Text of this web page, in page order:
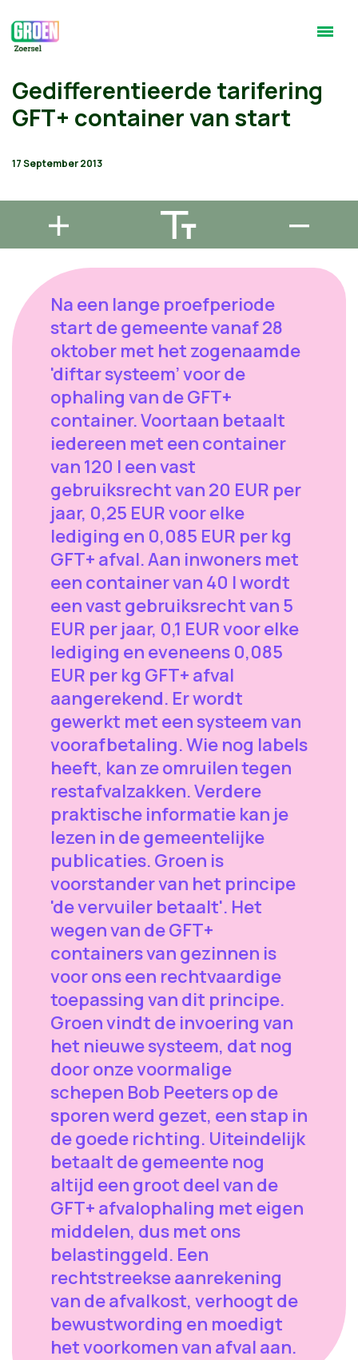
Gedifferentieerde tarifering
GFT+ container van start
17 September 2013
Na een lange proefperiode
start de gemeente vanaf 28
oktober met het zogenaamde
'diftar systeem' voor de
ophaling van de GFT+
container. Voortaan betaalt
iedereen met een container
van 120 l een vast
gebruiksrecht van 20 EUR per
jaar, 0,25 EUR voor elke
lediging en 0,085 EUR per kg
GFT+ afval. Aan inwoners met
een container van 40 l wordt
een vast gebruiksrecht van 5
EUR per jaar, 0,1 EUR voor elke
lediging en eveneens 0,085
EUR per kg GFT+ afval
aangerekend. Er wordt
gewerkt met een systeem van
voorafbetaling. Wie nog labels
heeft, kan ze omruilen tegen
restafvalzakken. Verdere
praktische informatie kan je
lezen in de gemeentelijke
publicaties. Groen is
voorstander van het principe
'de vervuiler betaalt'. Het
wegen van de GFT+
containers van gezinnen is
voor ons een rechtvaardige
toepassing van dit principe.
Groen vindt de invoering van
het nieuwe systeem, dat nog
door onze voormalige
schepen Bob Peeters op de
sporen werd gezet, een stap in
de goede richting. Uiteindelijk
betaalt de gemeente nog
altijd een groot deel van de
GFT+ afvalophaling met eigen
middelen, dus met ons
belastinggeld. Een
rechtstreekse aanrekening
van de afvalkost, verhoogt de
bewustwording en moedigt
het voorkomen van afval aan.